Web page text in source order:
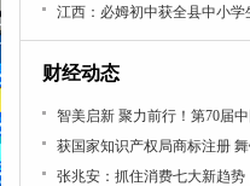
财经动态
张兆安：抓住消费七大新趋